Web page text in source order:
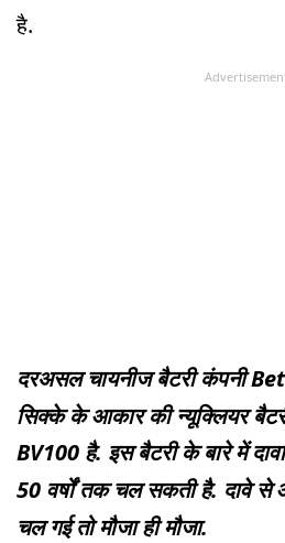
है.
दरअसल चायनीज बैटरी कंपनी
सिक्के के आकार की न्यूक्लियर
BV100 है. इस बैटरी के बारे में
50 वर्षों तक चल सकती है. दावे से
चल गई तो मौजा ही मौजा.